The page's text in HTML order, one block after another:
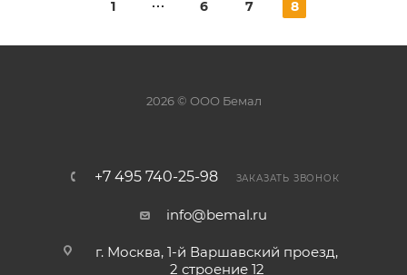
1 6 7 8
2026 © ООО Бемал
+7 495 740-25-98 ЗАКАЗАТЬ ЗВОНОК
info@bemal.ru
г. Москва, 1-й Варшавский проезд,
2 строение 12